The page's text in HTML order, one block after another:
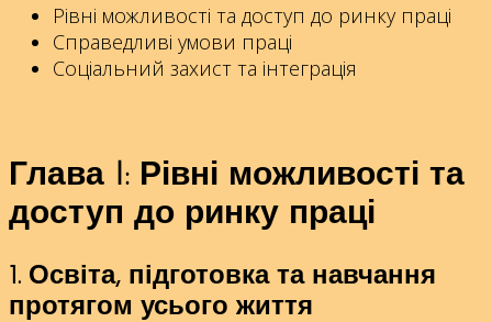
Рівні можливості та доступ до ринку праці
Справедливі умови праці
Соціальний захист та інтеграція
Глава I: Рівні можливості та
доступ до ринку праці
1. Освіта, підготовка та навчання
протягом усього життя